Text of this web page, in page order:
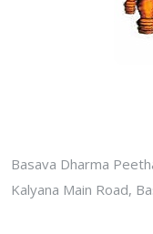
Basava Dharma
Kalyana Main Road,